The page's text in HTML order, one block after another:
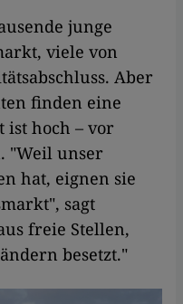
junge
viele von
Aber
finden eine
ist hoch – vor
"Weil unser
hat, eignen sie
sagt
freie Stellen,
besetzt."